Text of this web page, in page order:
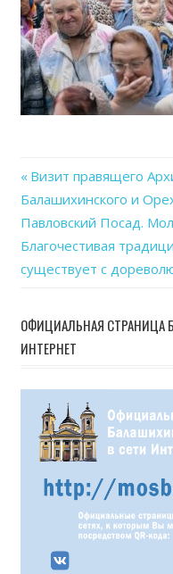
Навигация
по
записям
Previous
Post:
Визит правящего
Балашихинского и
Павловский Посад.
Благочестивая
существует с
ОФИЦИАЛЬНАЯ СТРАНИЦА
ИНТЕРНЕТ